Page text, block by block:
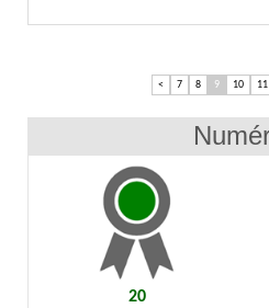
< 7 8 9 10 11
20